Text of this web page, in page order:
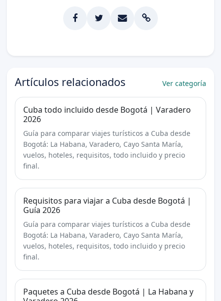
Artículos relacionados Ver categoría
Cuba todo incluido desde Bogotá | Varadero
2026
Guía para comparar viajes turísticos a Cuba desde
Bogotá: La Habana, Varadero, Cayo Santa María,
vuelos, hoteles, requisitos, todo incluido y precio
final.
Requisitos para viajar a Cuba desde Bogotá |
Guía 2026
Guía para comparar viajes turísticos a Cuba desde
Bogotá: La Habana, Varadero, Cayo Santa María,
vuelos, hoteles, requisitos, todo incluido y precio
final.
Paquetes a Cuba desde Bogotá | La Habana y